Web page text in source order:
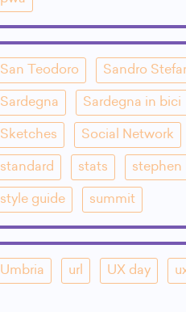
San Teodoro Sandro
Sardegna Sardegna in bici
Sketches Social Network
standard stats stephen
style guide summit
Umbria url UX day